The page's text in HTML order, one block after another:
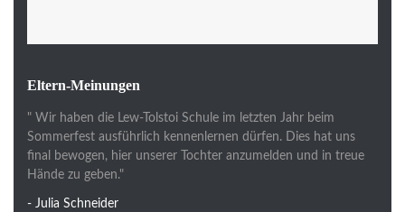
Eltern-Meinungen
" Wir haben die Lew-Tolstoi Schule im letzten Jahr beim
Sommerfest ausführlich kennenlernen dürfen. Dies hat uns
final bewogen, hier unserer Tochter anzumelden und in treue
Hände zu geben."
- Julia Schneider